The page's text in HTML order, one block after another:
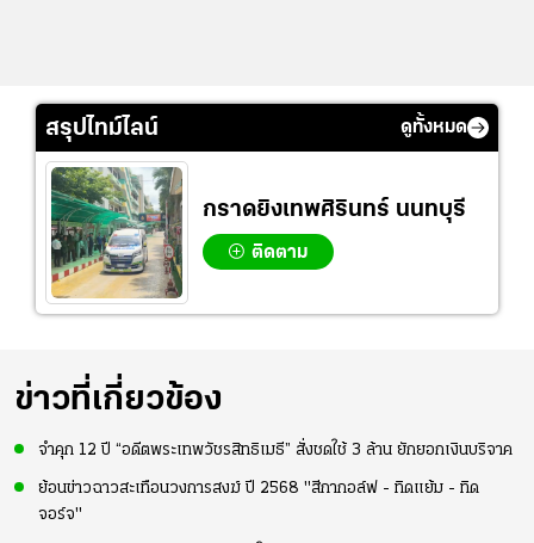
สรุปไทม์ไลน์ ดูทั้งหมด
กราดยิงเทพศิรินทร์ นนทบุรี
ติดตาม
ข่าวที่เกี่ยวข้อง
จำคุก 12 ปี “อดีตพระเทพวัชรสิทธิเมธี” สั่งชดใช้ 3 ล้าน ยักยอกเงินบริจาค
ย้อนข่าวฉาวสะเทือนวงการสงฆ์ ปี 2568 "สีกากอล์ฟ - ทิดแย้ม - ทิด
จอร์จ"